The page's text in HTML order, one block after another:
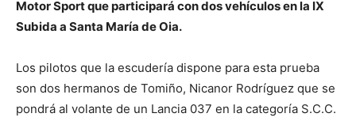
Motor Sport que participará con dos vehículos en la IX
Subida a Santa María de Oia.
Los pilotos que la escudería dispone para esta prueba
son dos hermanos de Tomiño, Nicanor Rodríguez que se
pondrá al volante de un Lancia 037 en la categoría S.C.C.